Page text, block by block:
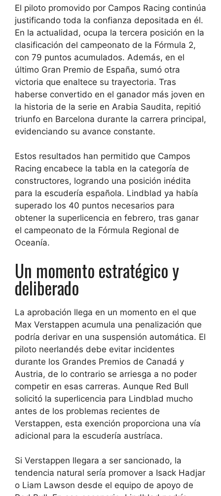
El piloto promovido por Campos Racing continúa
justificando toda la confianza depositada en él.
En la actualidad, ocupa la tercera posición en la
clasificación del campeonato de la Fórmula 2,
con 79 puntos acumulados. Además, en el
último Gran Premio de España, sumó otra
victoria que enaltece su trayectoria. Tras
haberse convertido en el ganador más joven en
la historia de la serie en Arabia Saudita, repitió
triunfo en Barcelona durante la carrera principal,
evidenciando su avance constante.
Estos resultados han permitido que Campos
Racing encabece la tabla en la categoría de
constructores, logrando una posición inédita
para la escudería española. Lindblad ya había
superado los 40 puntos necesarios para
obtener la superlicencia en febrero, tras ganar
el campeonato de la Fórmula Regional de
Oceanía.
Un momento estratégico y
deliberado
La aprobación llega en un momento en el que
Max Verstappen acumula una penalización que
podría derivar en una suspensión automática. El
piloto neerlandés debe evitar incidentes
durante los Grandes Premios de Canadá y
Austria, de lo contrario se arriesga a no poder
competir en esas carreras. Aunque Red Bull
solicitó la superlicencia para Lindblad mucho
antes de los problemas recientes de
Verstappen, esta exención proporciona una vía
adicional para la escudería austríaca.
Si Verstappen llegara a ser sancionado, la
tendencia natural sería promover a Isack Hadjar
o Liam Lawson desde el equipo de apoyo de